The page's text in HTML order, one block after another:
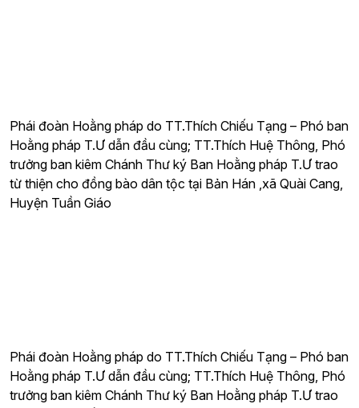
Phái đoàn Hoằng pháp do TT.Thích Chiếu Tạng – Phó ban
Hoằng pháp T.Ư dẫn đầu cùng; TT.Thích Huệ Thông, Phó
trưởng ban kiêm Chánh Thư ký Ban Hoằng pháp T.Ư trao
từ thiện cho đồng bào dân tộc tại Bản Hán ,xã Quài Cang,
Huyện Tuần Giáo
Phái đoàn Hoằng pháp do TT.Thích Chiếu Tạng – Phó ban
Hoằng pháp T.Ư dẫn đầu cùng; TT.Thích Huệ Thông, Phó
trưởng ban kiêm Chánh Thư ký Ban Hoằng pháp T.Ư trao